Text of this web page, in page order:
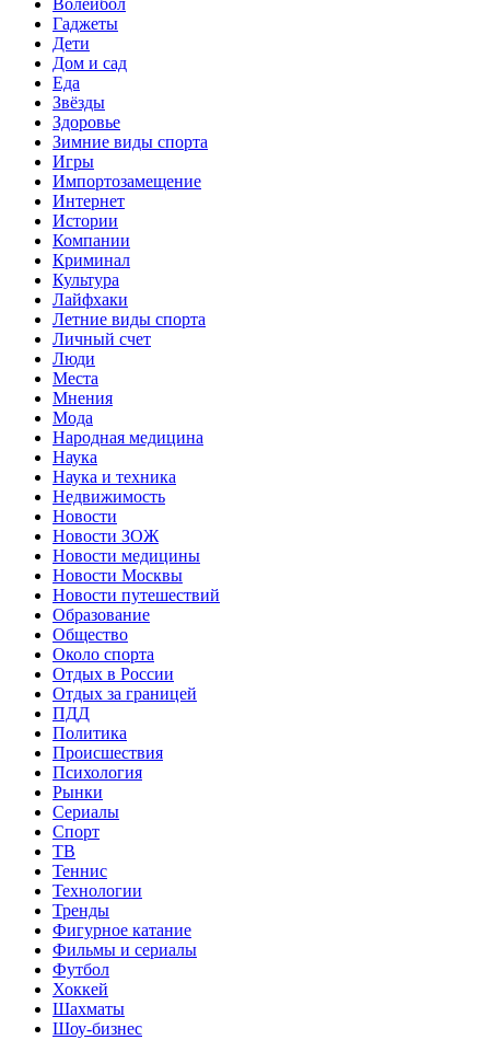
Волейбол
Гаджеты
Дети
Дом и сад
Еда
Звёзды
Здоровье
Зимние виды спорта
Игры
Импортозамещение
Интернет
Истории
Компании
Криминал
Культура
Лайфхаки
Летние виды спорта
Личный счет
Люди
Места
Мнения
Мода
Народная медицина
Наука
Наука и техника
Недвижимость
Новости
Новости ЗОЖ
Новости медицины
Новости Москвы
Новости путешествий
Образование
Общество
Около спорта
Отдых в России
Отдых за границей
ПДД
Политика
Происшествия
Психология
Рынки
Сериалы
Спорт
ТВ
Теннис
Технологии
Тренды
Фигурное катание
Фильмы и сериалы
Футбол
Хоккей
Шахматы
Шоу-бизнес